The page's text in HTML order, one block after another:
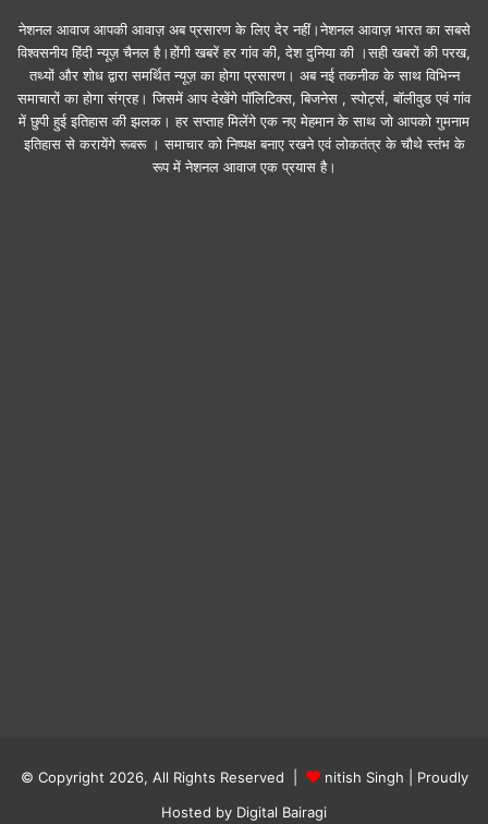
नेशनल आवाज आपकी आवाज़ अब प्रसारण के लिए देर नहीं।नेशनल आवाज़ भारत का सबसे
विश्वसनीय हिंदी न्यूज़ चैनल है।होंगी खबरें हर गांव की, देश दुनिया की ।सही खबरों की परख,
तथ्यों और शोध द्वारा समर्थित न्यूज़ का होगा प्रसारण। अब नई तकनीक के साथ विभिन्न
समाचारों का होगा संग्रह। जिसमें आप देखेंगे पॉलिटिक्स, बिजनेस , स्पोर्ट्स, बॉलीवुड एवं गांव
में छुपी हुई इतिहास की झलक। हर सप्ताह मिलेंगे एक नए मेहमान के साथ जो आपको गुमनाम
इतिहास से करायेंगे रूबरू । समाचार को निष्पक्ष बनाए रखने एवं लोकतंत्र के चौथे स्तंभ के
रूप में नेशनल आवाज एक प्रयास है।
© Copyright 2026, All Rights Reserved | nitish Singh | Proudly
Hosted by Digital Bairagi